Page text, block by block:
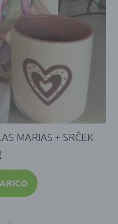
MARIAS + SRČEK